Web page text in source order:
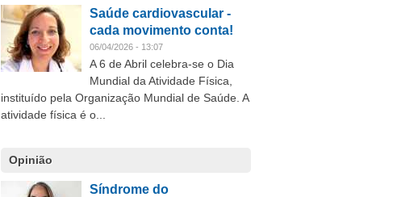
Saúde cardiovascular -
cada movimento conta!
06/04/2026 - 13:07
A 6 de Abril celebra-se o Dia
Mundial da Atividade Física,
instituído pela Organização Mundial de Saúde. A
atividade física é o...
Opinião
Síndrome do